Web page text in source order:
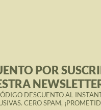
POR
DESCUENTO AL
CERO SPAM,